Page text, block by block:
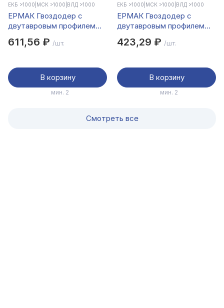
ЕКБ >1000 МСК >1000 ВЛД >1000
ЕРМАК Гвоздодер с
двутавровым профилем
611,56 ₽ /шт.
В корзину
мин. 2
ЕКБ >1000 МСК >1000 ВЛД >1000
ЕРМАК Гвоздодер с
двутавровым профилем
423,29 ₽ /шт.
В корзину
мин. 2
Смотреть все